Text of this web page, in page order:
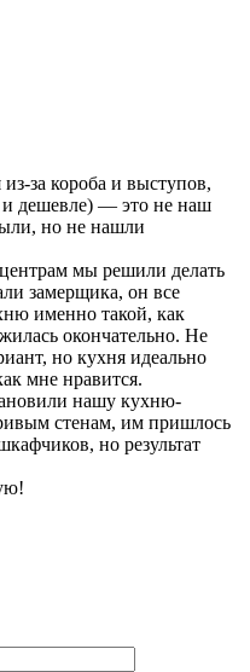
за короба и выступов,
и дешевле) — это не наш
но не нашли
мы решили делать
замерщика, он все
именно такой, как
окончательно. Не
но кухня идеально
мне нравится.
нашу кухню-
стенам, им пришлось
но результат